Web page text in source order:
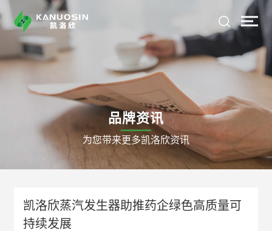
品牌资讯
为您带来更多凯洛欣资讯
凯洛欣蒸汽发生器助推药企绿色高质量可
持续发展